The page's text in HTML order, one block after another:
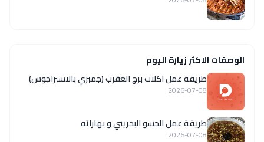
الوصفات الاكثر زيارة اليوم
طريقة عمل اكلات برج العقرب (جمبري بالاسبراجوس)
2026-07-08
طريقة عمل الحسو البحريني و بهاراته
2026-07-08